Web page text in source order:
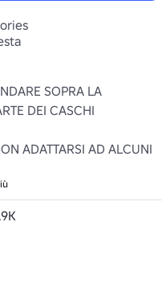
SOPRA LA
DEI CASCHI
ADATTARSI AD ALCUNI